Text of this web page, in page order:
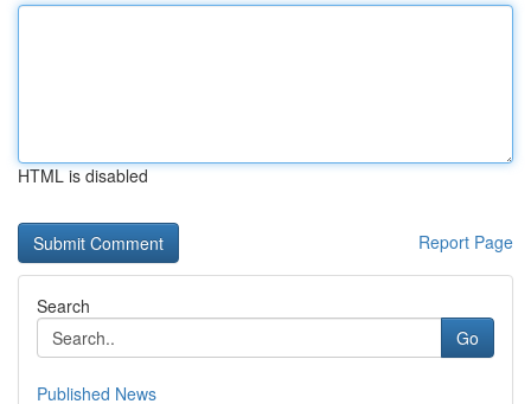
HTML is disabled
Report Page
Search
Go
Published News